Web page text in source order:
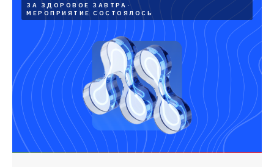
ЗА ЗДОРОВОЕ ЗАВТРА
МЕРОПРИЯТИЕ СОСТОЯЛОСЬ